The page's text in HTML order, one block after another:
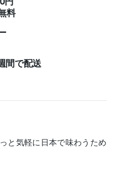
料
間で配送
と気軽に日本で味わうため